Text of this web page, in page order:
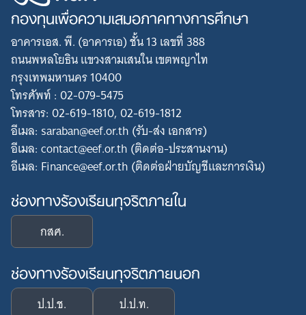
กองทุนเพื่อความเสมอภาคทางการศึกษา
อาคารเอส. พี. (อาคารเอ) ชั้น 13 เลขที่ 388
ถนนพหลโยธิน แขวงสามเสนใน เขตพญาไท
กรุงเทพมหานคร 10400
โทรศัพท์ : 02-079-5475
โทรสาร: 02-619-1810, 02-619-1812
อีเมล: saraban@eef.or.th (รับ-ส่ง เอกสาร)
อีเมล: contact@eef.or.th (ติดต่อ-ประสานงาน)
อีเมล: Finance@eef.or.th (ติดต่อฝ่ายบัญชีและการเงิน)
ช่องทางร้องเรียนทุจริตภายใน
กสศ.
ช่องทางร้องเรียนทุจริตภายนอก
ป.ป.ช. ป.ป.ท.